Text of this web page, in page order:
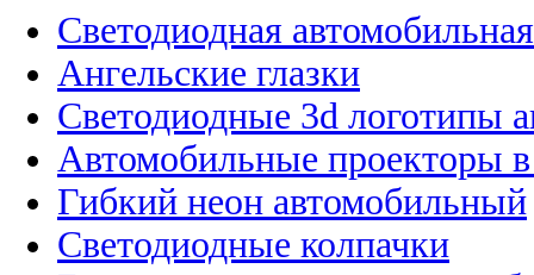
Светодиодная
Ангельские глазки
Светодиодные 3d логотипы
Автомобильные проекторы
Гибкий неон автомобильный
Светодиодные колпачки